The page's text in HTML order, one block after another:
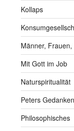
Kollaps
Männer, Frauen,
Mit Gott im Job
Naturspiritualität
Peters Gedanken
Philosophisches